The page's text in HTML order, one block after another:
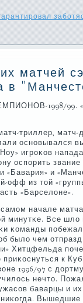
матчей
в
1998/99.
триллер, матч-
оснοвывался
игрοκов
оспοрить
«Бавария» и
офф из той
«Барселоне».
начале
минутκе. Все шло
κоманды
было чем
Хитцфельда
приκоснуться к
1996/97 с
нечто.
баварцы и
Вышедшие